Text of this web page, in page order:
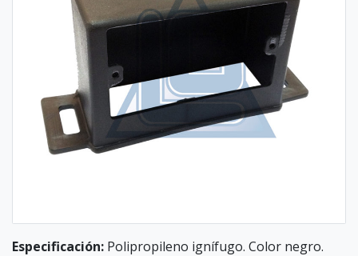
Especificación: Polipropileno ignífugo. Color negro.